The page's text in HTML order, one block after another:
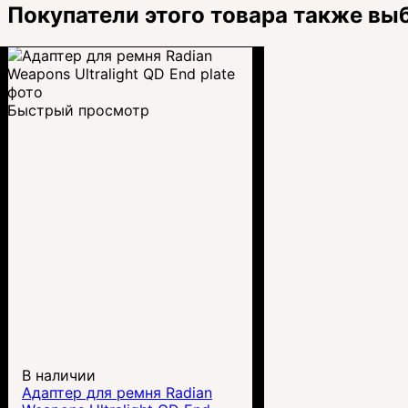
Покупатели этого товара также
Быстрый просмотр
В наличии
Адаптер для ремня Radian